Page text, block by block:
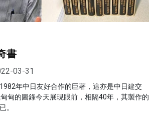
書
03-31
年中日友好合作的巨著，這亦是中日建交
甸的圖錄今天展現眼前，相隔40年，其製作的
。